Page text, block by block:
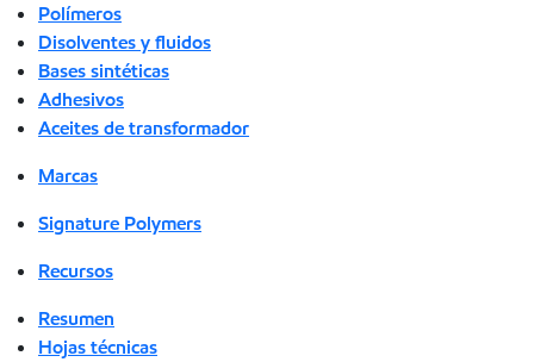
Polímeros
Disolventes y fluidos
Bases sintéticas
Adhesivos
Aceites de transformador
Marcas
Signature Polymers
Recursos
Resumen
Hojas técnicas